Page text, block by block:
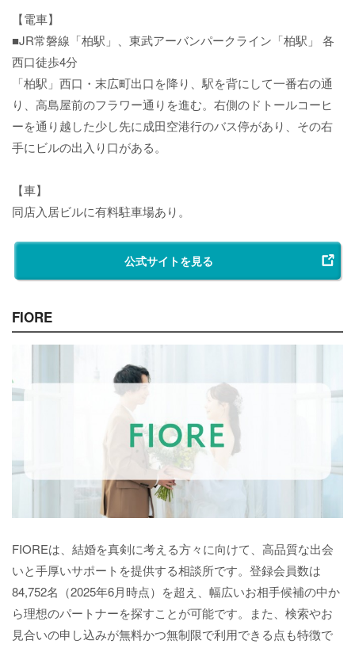
【電車】
■JR常磐線「柏駅」、東武アーバンパークライン「柏駅」 各
西口徒歩4分
「柏駅」西口・末広町出口を降り、駅を背にして一番右の通
り、高島屋前のフラワー通りを進む。右側のドトールコーヒ
ーを通り越した少し先に成田空港行のバス停があり、その右
手にビルの出入り口がある。
【車】
同店入居ビルに有料駐車場あり。
公式サイトを見る
FIORE
FIOREは、結婚を真剣に考える方々に向けて、高品質な出会
いと手厚いサポートを提供する相談所です。登録会員数は
84,752名（2025年6月時点）を超え、幅広いお相手候補の中か
ら理想のパートナーを探すことが可能です。また、検索やお
見合いの申し込みが無料かつ無制限で利用できる点も特徴で